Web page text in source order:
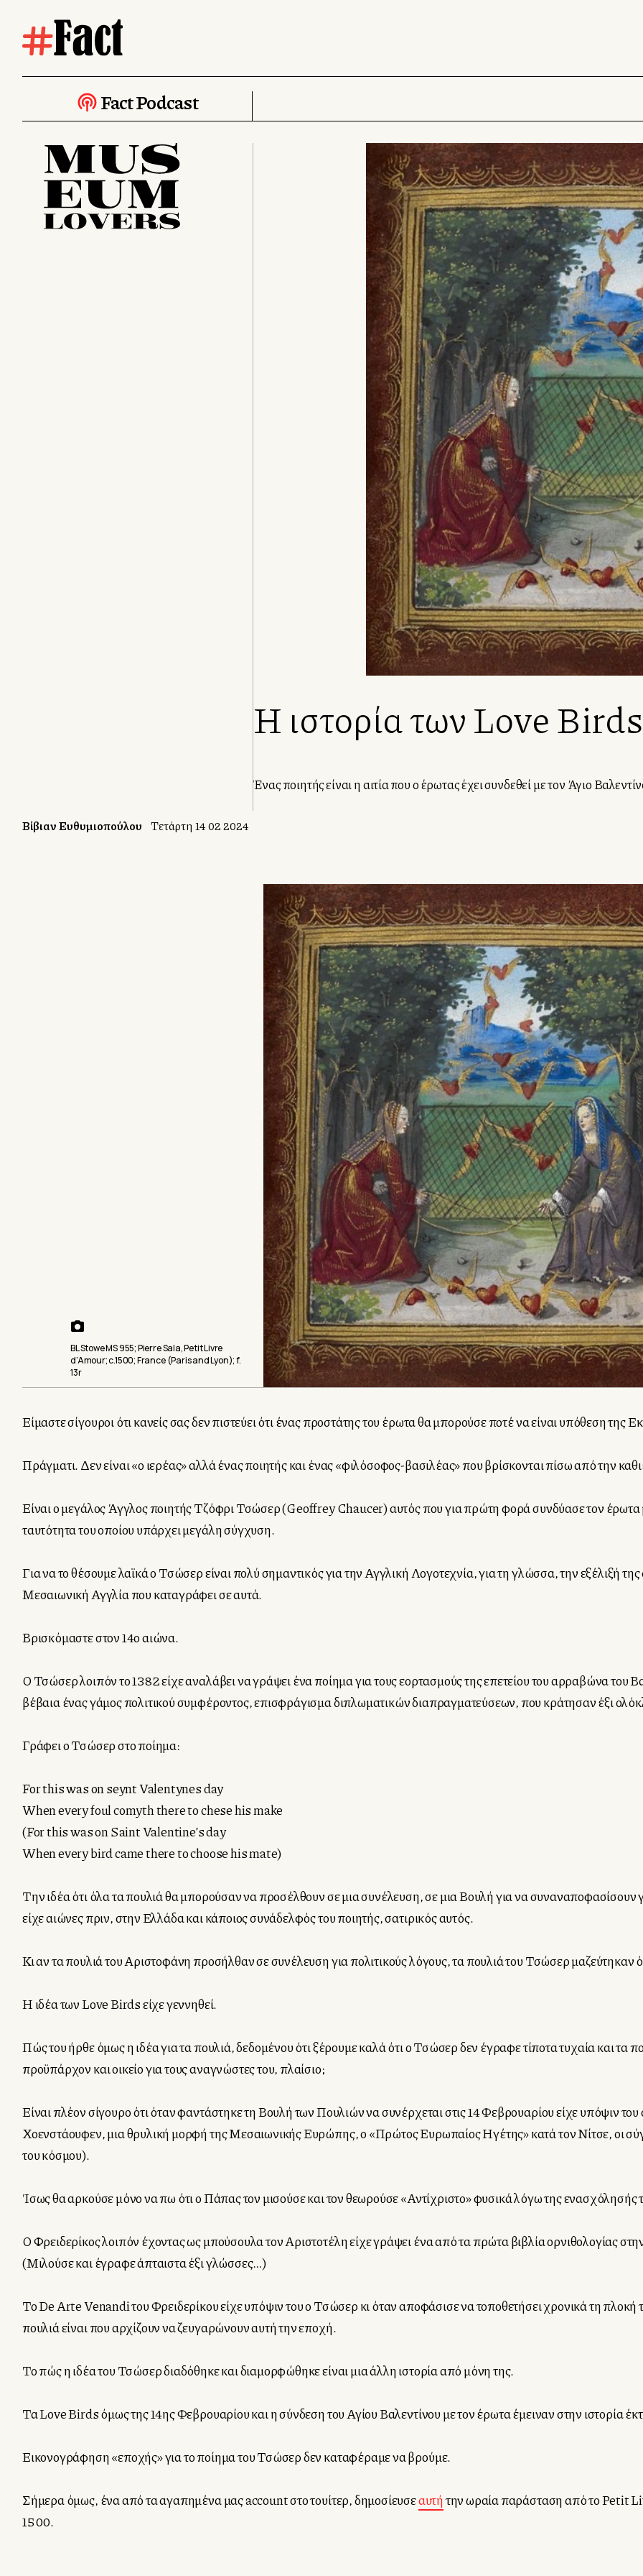
Fact Podcast
Η ιστορία των Love Birds
Ένας ποιητής είναι η αιτία που ο έρωτας έχει συνδεθεί με τον Άγιο
Βίβιαν Ευθυμιοπούλου Τετάρτη 14 02 2024
BL Stowe MS 955; Pierre Sala, Petit Livre
d’Amour; c.1500; France (Paris and Lyon); f.
13r
Είμαστε σίγουροι ότι κανείς σας δεν πιστεύει ότι ένας προστάτης του έρωτα θα μπορούσε ποτέ να είναι υπόθεση της
Πράγματι. Δεν είναι «ο ιερέας» αλλά ένας ποιητής και ένας «φιλόσοφος-βασιλέας» που βρίσκονται πίσω από την
Είναι ο μεγάλος Άγγλος ποιητής Τζόφρι Τσώσερ (Geoffrey Chaucer) αυτός που για πρώτη φορά συνδύασε τον έρωτα
ταυτότητα του οποίου υπάρχει μεγάλη σύγχυση.
Για να το θέσουμε λαϊκά ο Τσώσερ είναι πολύ σημαντικός για την Αγγλική Λογοτεχνία, για τη γλώσσα, την εξέλιξή
Μεσαιωνική Αγγλία που καταγράφει σε αυτά.
Βρισκόμαστε στον 14ο αιώνα.
Ο Τσώσερ λοιπόν το 1382 είχε αναλάβει να γράψει ένα ποίημα για τους εορτασμούς της επετείου του αρραβώνα του
βέβαια ένας γάμος πολιτικού συμφέροντος, επισφράγισμα διπλωματικών διαπραγματεύσεων, που κράτησαν έξι
Γράφει ο Τσώσερ στο ποίημα:
For this was on seynt Valentynes day
When every foul comyth there to chese his make
(For this was on Saint Valentine’s day
When every bird came there to choose his mate)
Την ιδέα ότι όλα τα πουλιά θα μπορούσαν να προσέλθουν σε μια συνέλευση, σε μια Βουλή για να συναναποφασίσουν
είχε αιώνες πριν, στην Ελλάδα και κάποιος συνάδελφός του ποιητής, σατιρικός αυτός.
Κι αν τα πουλιά του Αριστοφάνη προσήλθαν σε συνέλευση για πολιτικούς λόγους, τα πουλιά του Τσώσερ μαζεύτηκαν
Η ιδέα των Love Birds είχε γεννηθεί.
Πώς του ήρθε όμως η ιδέα για τα πουλιά, δεδομένου ότι ξέρουμε καλά ότι ο Τσώσερ δεν έγραφε τίποτα τυχαία και τα
προϋπάρχον και οικείο για τους αναγνώστες του, πλαίσιο;
Είναι πλέον σίγουρο ότι όταν φαντάστηκε τη Βουλή των Πουλιών να συνέρχεται στις 14 Φεβρουαρίου είχε υπόψιν
Χοενστάουφεν, μια θρυλική μορφή της Μεσαιωνικής Ευρώπης, ο «Πρώτος Ευρωπαίος Ηγέτης» κατά τον Νίτσε, οι
του κόσμου).
Ίσως θα αρκούσε μόνο να πω ότι ο Πάπας τον μισούσε και τον θεωρούσε «Αντίχριστο» φυσικά λόγω της ενασχόλησής
Ο Φρειδερίκος λοιπόν έχοντας ως μπούσουλα τον Αριστοτέλη είχε γράψει ένα από τα πρώτα βιβλία ορνιθολογίας
(Μιλούσε και έγραφε άπταιστα έξι γλώσσες…)
Το De Arte Venandi του Φρειδερίκου είχε υπόψιν του ο Τσώσερ κι όταν αποφάσισε να τοποθετήσει χρονικά τη
πουλιά είναι που αρχίζουν να ζευγαρώνουν αυτή την εποχή.
Το πώς η ιδέα του Τσώσερ διαδόθηκε και διαμορφώθηκε είναι μια άλλη ιστορία από μόνη της.
Τα Love Birds όμως της 14ης Φεβρουαρίου και η σύνδεση του Αγίου Βαλεντίνου με τον έρωτα έμειναν στην ιστορία
Εικονογράφηση «εποχής» για το ποίημα του Τσώσερ δεν καταφέραμε να βρούμε.
Σήμερα όμως, ένα από τα αγαπημένα μας account στο τουίτερ, δημοσίευσεαυτήτην ωραία παράσταση από το Petit
1500.